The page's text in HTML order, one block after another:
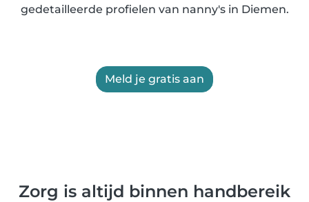
gedetailleerde profielen van nanny's in Diemen.
Meld je gratis aan
Zorg is altijd binnen handbereik